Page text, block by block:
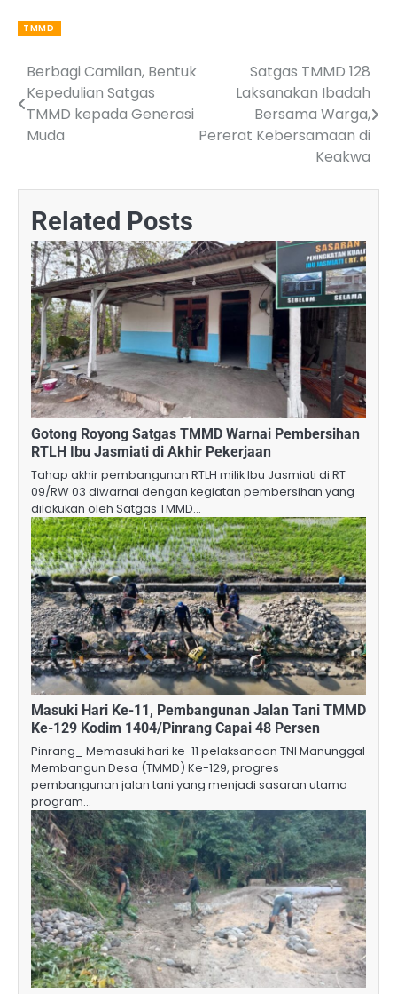
TMMD
Post
navigation
Berbagi Camilan, Bentuk
Kepedulian Satgas
TMMD kepada Generasi
Muda
Satgas TMMD 128
Laksanakan Ibadah
Bersama Warga,
Pererat Kebersamaan di
Keakwa
Related Posts
Gotong Royong Satgas TMMD Warnai Pembersihan
RTLH Ibu Jasmiati di Akhir Pekerjaan
Tahap akhir pembangunan RTLH milik Ibu Jasmiati di RT
09/RW 03 diwarnai dengan kegiatan pembersihan yang
dilakukan oleh Satgas TMMD…
Masuki Hari Ke-11, Pembangunan Jalan Tani TMMD
Ke-129 Kodim 1404/Pinrang Capai 48 Persen
Pinrang_ Memasuki hari ke-11 pelaksanaan TNI Manunggal
Membangun Desa (TMMD) Ke-129, progres
pembangunan jalan tani yang menjadi sasaran utama
program…